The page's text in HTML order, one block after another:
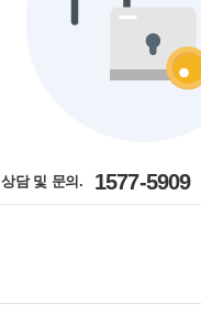
상담 및 문의. 1577-5909